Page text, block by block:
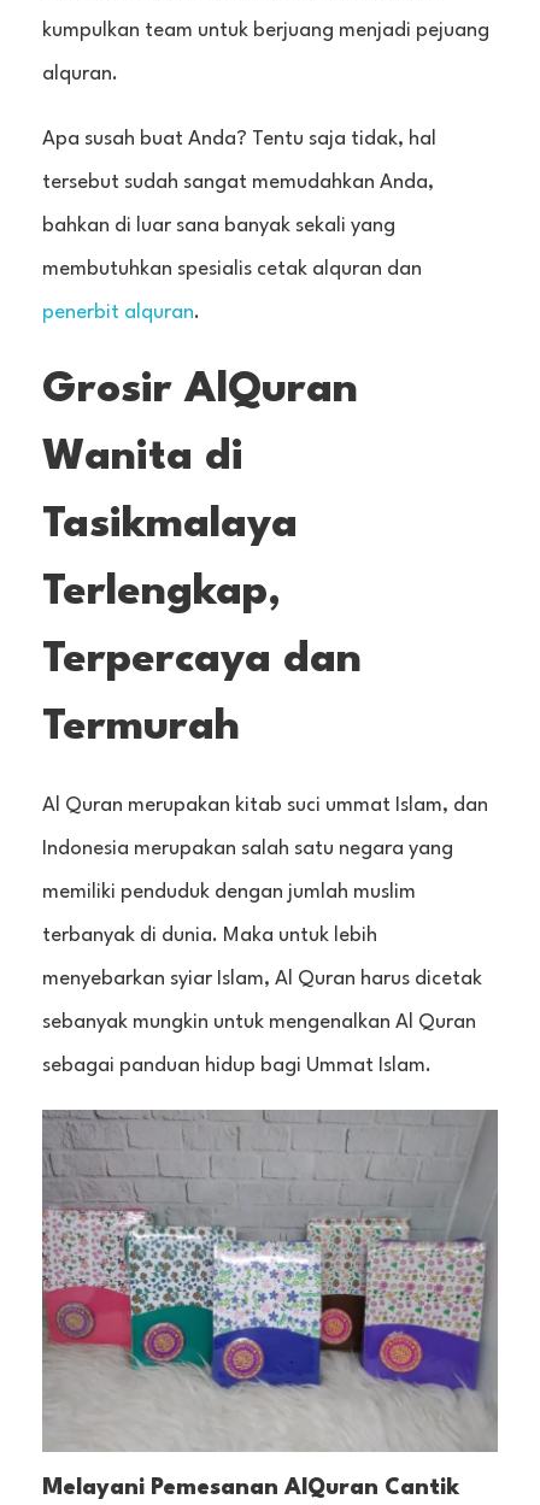
kumpulkan team untuk berjuang menjadi pejuang
alquran.
Apa susah buat Anda? Tentu saja tidak, hal
tersebut sudah sangat memudahkan Anda,
bahkan di luar sana banyak sekali yang
membutuhkan spesialis cetak alquran dan
penerbit alquran.
Grosir AlQuran
Wanita di
Tasikmalaya
Terlengkap,
Terpercaya dan
Termurah
Al Quran merupakan kitab suci ummat Islam, dan
Indonesia merupakan salah satu negara yang
memiliki penduduk dengan jumlah muslim
terbanyak di dunia. Maka untuk lebih
menyebarkan syiar Islam, Al Quran harus dicetak
sebanyak mungkin untuk mengenalkan Al Quran
sebagai panduan hidup bagi Ummat Islam.
Melayani Pemesanan AlQuran Cantik